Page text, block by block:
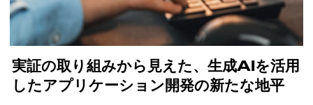
実証の取り組みから見えた、生成AIを活用
したアプリケーション開発の新たな地平